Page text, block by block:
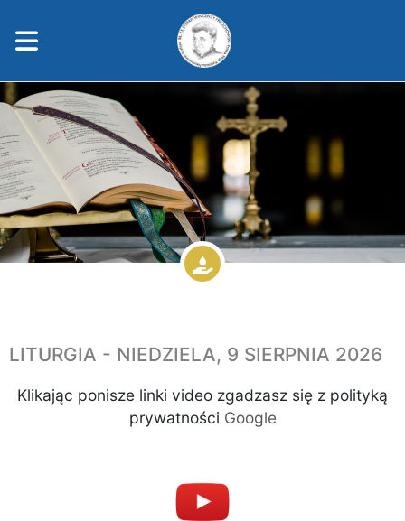
LITURGIA - NIEDZIELA, 9 SIERPNIA 2026
Klikając ponisze linki video zgadzasz się z polityką
prywatności Google